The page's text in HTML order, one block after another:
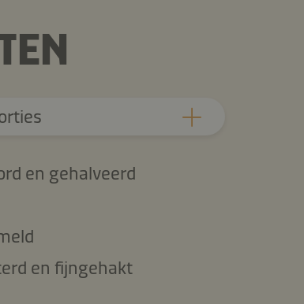
en gehalveerd
en fijngehakt